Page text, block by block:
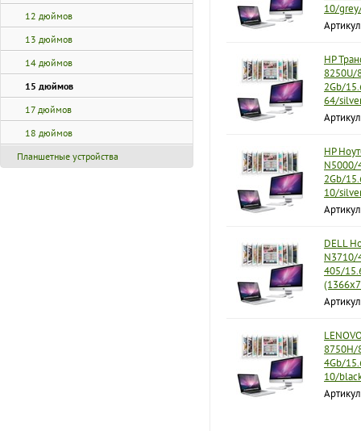
12 дюймов
13 дюймов
14 дюймов
15 дюймов
17 дюймов
18 дюймов
Планшетные устройства
10/
HP
8250U/
2Gb/
64/
HP
N5000/
2Gb/
10/
DELL
N3710/
405/
8750H/
4Gb/
10/